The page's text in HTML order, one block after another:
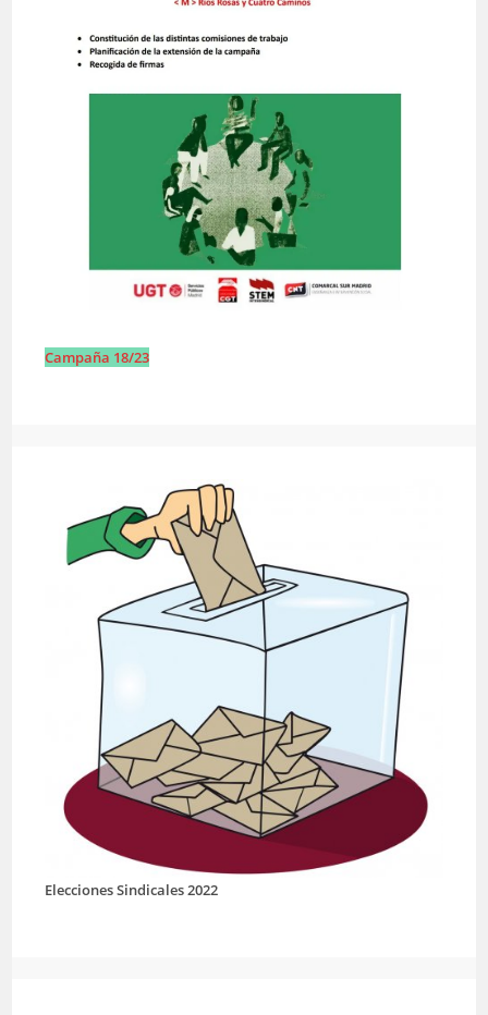
Campaña 18/23
Elecciones Sindicales 2022